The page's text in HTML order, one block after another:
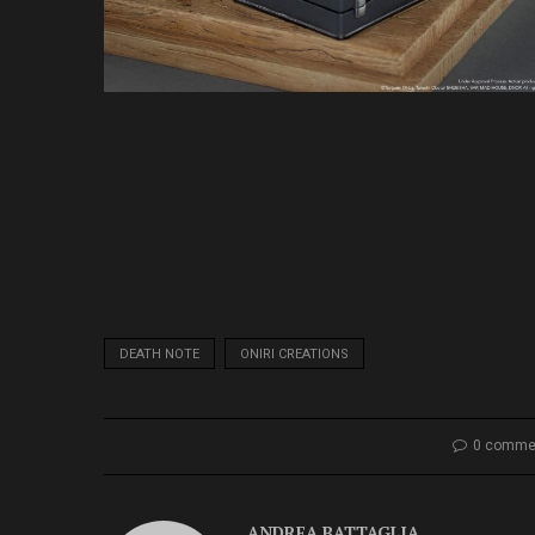
DEATH NOTE ONIRI CREATIONS
0